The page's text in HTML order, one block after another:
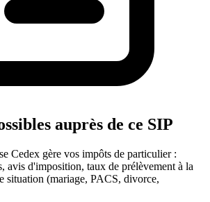
auprès de ce SIP
Cedex gère vos impôts de particulier :
avis d'imposition, taux de prélèvement à la
situation (mariage, PACS, divorce,